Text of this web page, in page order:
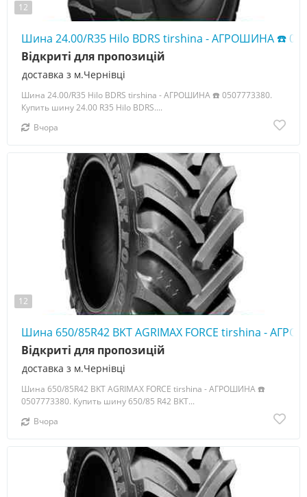
12
Шина 24.00/R35 Hilo BDRS tirshina - АГРОШИНА ☎️
доставка з м.Чернівці
Відкриті для пропозицій
Шина 24.00/R35 Hilo BDRS tirshina - АГРОШИНА ☎️ 0507773380.
Купить шину 24.00 R35 Hilo BDRS....
Вчора
12
Шина 650/85R42 BKT AGRIMAX FORCE tirshina -
доставка з м.Чернівці
Відкриті для пропозицій
Шина 650/85R42 BKT AGRIMAX FORCE tirshina - АГРОШИНА ☎️
0507773380. Купить шину 650/85 R42 BKT...
Вчора